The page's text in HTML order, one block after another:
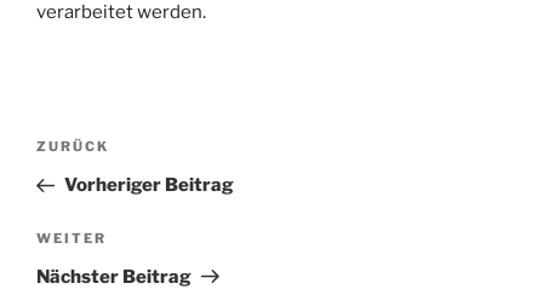
verarbeitet werden.
Beitragsnavigation
Vorheriger
Beitrag
ZURÜCK
Vorheriger Beitrag
Nächster
Beitrag
WEITER
Nächster Beitrag